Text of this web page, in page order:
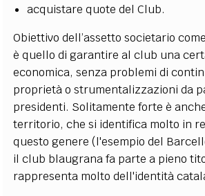
acquistare quote del Club.
Obiettivo dell’assetto societario
è quello di garantire al club una
economica, senza problemi di
proprietà o strumentalizzazioni da
presidenti. Solitamente forte è
territorio, che si identifica molto in
questo genere (l'esempio del
il club blaugrana fa parte a pieno
rappresenta molto dell'identità